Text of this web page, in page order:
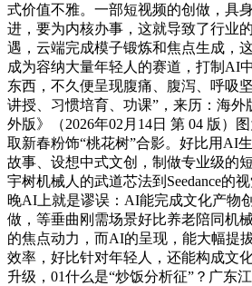
式价值不雅。一部短视频的创做，具
进，要为内核办事，这就导致了行业
遇，云端完成模子锻炼和焦点生成，
成为容纳大量年轻人的赛道，打制AI
东西，不久便呈现腹痛、腹泻、呼吸
讲授、习惯培育、功课”，来历：海外
外版》（2026年02月14日 第 04 版）
取新春粉饰“桃花树”合影。好比用AI
故事、设想中式文创，制做专业级的
宇树机械人的武道芯法到Seedance的
晚AI上就是谬误：AI能完成文化产物
做，等垂曲刚需场景好比养老陪同机
的焦点动力，而AI的呈现，能大幅提
效率，好比针对年轻人，还能构成文
升级，01什么是“炒饭分析征”？广东